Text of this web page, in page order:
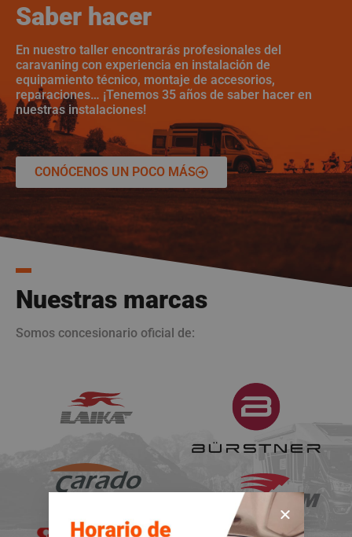
Saber hacer
En nuestro taller encontrarás profesionales del
caravaning con experiencia en instalación de
equipamiento técnico, montaje de accesorios,
reparaciones… ¡Tenemos 35 años de saber hacer en
nuestras instalaciones!
CONÓCENOS UN POCO MÁS
Nuestras marcas
Somos concesionario oficial de: